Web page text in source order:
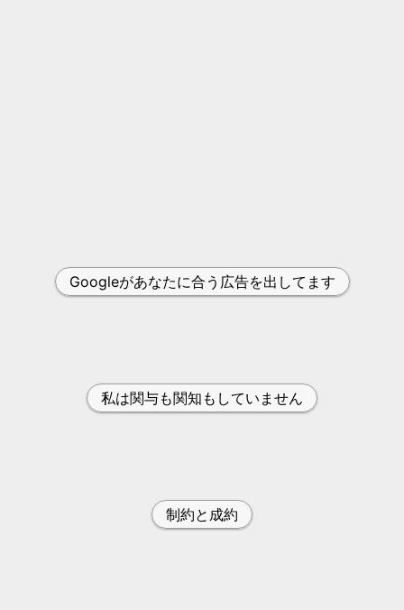
Googleがあなたに合う広告を出してます
私は関与も関知もしていません
制約と成約